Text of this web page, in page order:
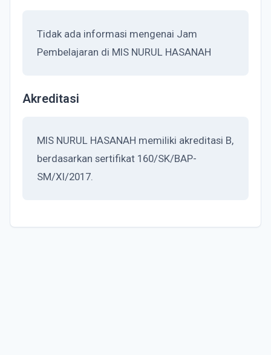
Tidak ada informasi mengenai Jam
Pembelajaran di MIS NURUL HASANAH
Akreditasi
MIS NURUL HASANAH memiliki akreditasi B,
berdasarkan sertifikat 160/SK/BAP-
SM/XI/2017.